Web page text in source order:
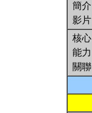
簡介
影片
核心
能力
關聯